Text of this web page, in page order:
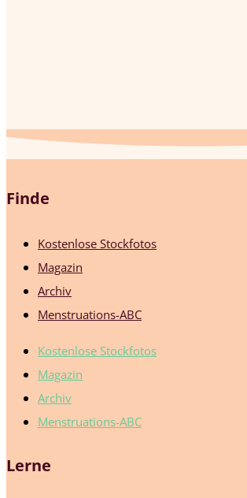
Finde
Kostenlose Stockfotos
Magazin
Archiv
Menstruations-ABC
Kostenlose Stockfotos
Magazin
Archiv
Menstruations-ABC
Lerne